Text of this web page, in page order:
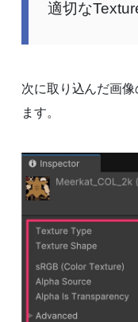
適切な
次に取り込んだ画
ます。